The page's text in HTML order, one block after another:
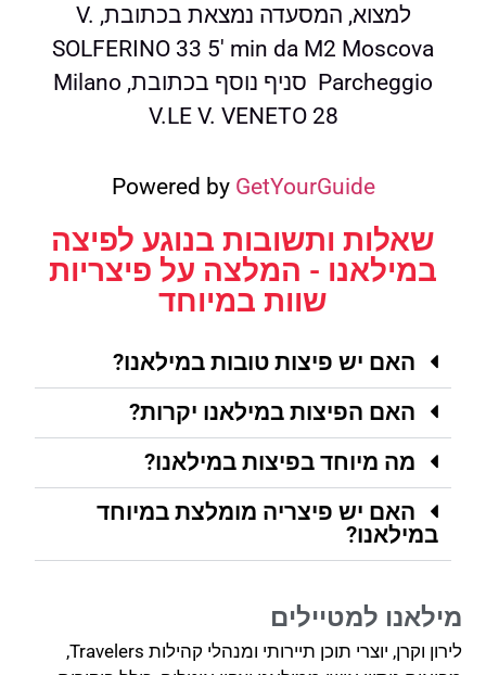
למצוא, המסעדה נמצאת בכתובת, V.
SOLFERINO 33 5′ min da M2 Moscova
Parcheggio סניף נוסף בכתובת, Milano
V.LE V. VENETO 28
Powered by GetYourGuide
שאלות ותשובות בנוגע לפיצה
במילאנו - המלצה על פיצריות
שוות במיוחד
האם יש פיצות טובות במילאנו?
האם הפיצות במילאנו יקרות?
מה מיוחד בפיצות במילאנו?
האם יש פיצריה מומלצת במיוחד
במילאנו?
מילאנו למטיילים
לירון וקרן, יוצרי תוכן תיירותי ומנהלי קהילות Travelers,